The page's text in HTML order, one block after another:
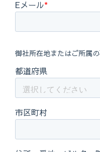
https://
2025-27614
https://
2025-27613
https://
2025-46334